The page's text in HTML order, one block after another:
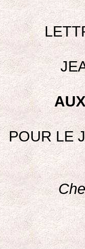
POUR LE